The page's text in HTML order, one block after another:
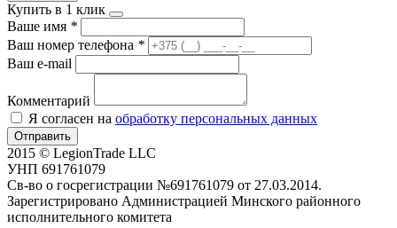
Купить в 1 клик
Ваше имя *
Ваш номер телефона *
Ваш e-mail
Комментарий
Я согласен на обработку персональных данных
Отправить
2015 © LegionTrade LLC
УНП 691761079
Св-во о госрегистрации №691761079 от 27.03.2014.
Зарегистрировано Администрацией Минского районного
исполнительного комитета